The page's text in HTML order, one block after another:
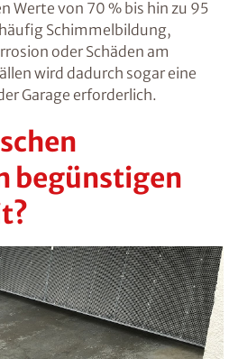
Werte von 70 % bis hin zu 95
Schimmelbildung,
oder Schäden am
wird dadurch sogar eine
Garage erforderlich.
begünstigen